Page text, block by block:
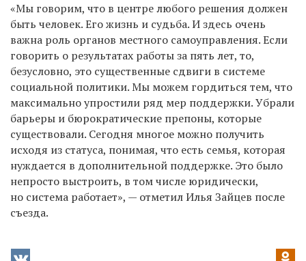
«Мы говорим, что в центре любого решения должен
быть человек. Его жизнь и судьба. И здесь очень
важна роль органов местного самоуправления. Если
говорить о результатах работы за пять лет, то,
безусловно, это существенные сдвиги в системе
социальной политики. Мы можем гордиться тем, что
максимально упростили ряд мер поддержки. Убрали
барьеры и бюрократические препоны, которые
существовали. Сегодня многое можно получить
исходя из статуса, понимая, что есть семья, которая
нуждается в дополнительной поддержке. Это было
непросто выстроить, в том числе юридически,
но система работает», — отметил Илья Зайцев после
съезда.